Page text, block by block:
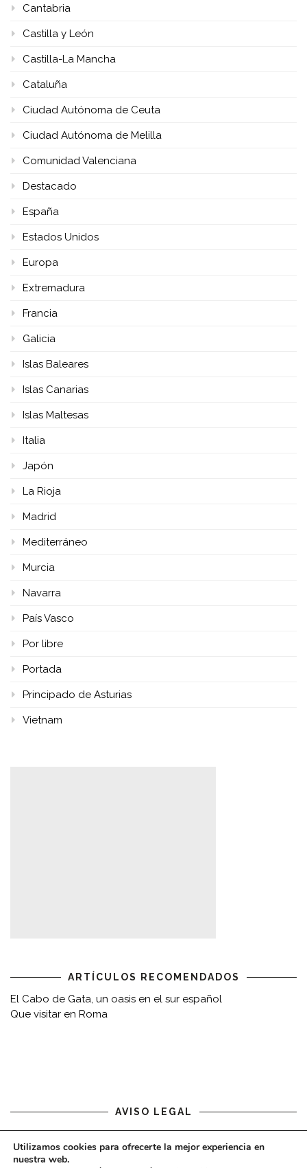
Cantabria
Castilla y León
Castilla-La Mancha
Cataluña
Ciudad Autónoma de Ceuta
Ciudad Autónoma de Melilla
Comunidad Valenciana
Destacado
España
Estados Unidos
Europa
Extremadura
Francia
Galicia
Islas Baleares
Islas Canarias
Islas Maltesas
Italia
Japón
La Rioja
Madrid
Mediterráneo
Murcia
Navarra
País Vasco
Por libre
Portada
Principado de Asturias
Vietnam
ARTÍCULOS RECOMENDADOS
El Cabo de Gata, un oasis en el sur español
Que visitar en Roma
AVISO LEGAL
Aviso legal
Utilizamos cookies para ofrecerte la mejor experiencia en
nuestra web.